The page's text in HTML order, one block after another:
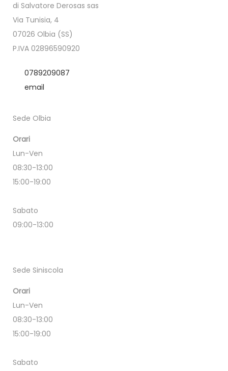
di Salvatore Derosas sas
Via Tunisia, 4
07026 Olbia (SS)
P.IVA 02896590920
0789209087
email
Sede Olbia
Orari
Lun-Ven
08:30-13:00
15:00-19:00
Sabato
09:00-13:00
Sede Siniscola
Orari
Lun-Ven
08:30-13:00
15:00-19:00
Sabato